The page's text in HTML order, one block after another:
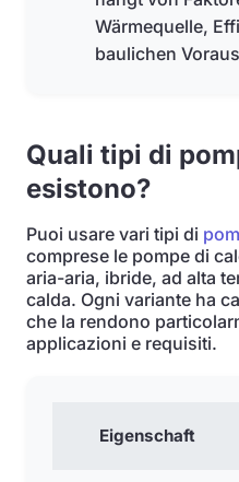
Wärmequelle,
baulichen
Quali tipi di
esistono?
Puoi usare vari tipi di
comprese le pompe di
aria-aria, ibride, ad alta
calda. Ogni variante ha
che la rendono
applicazioni e requisiti.
Eigenschaft